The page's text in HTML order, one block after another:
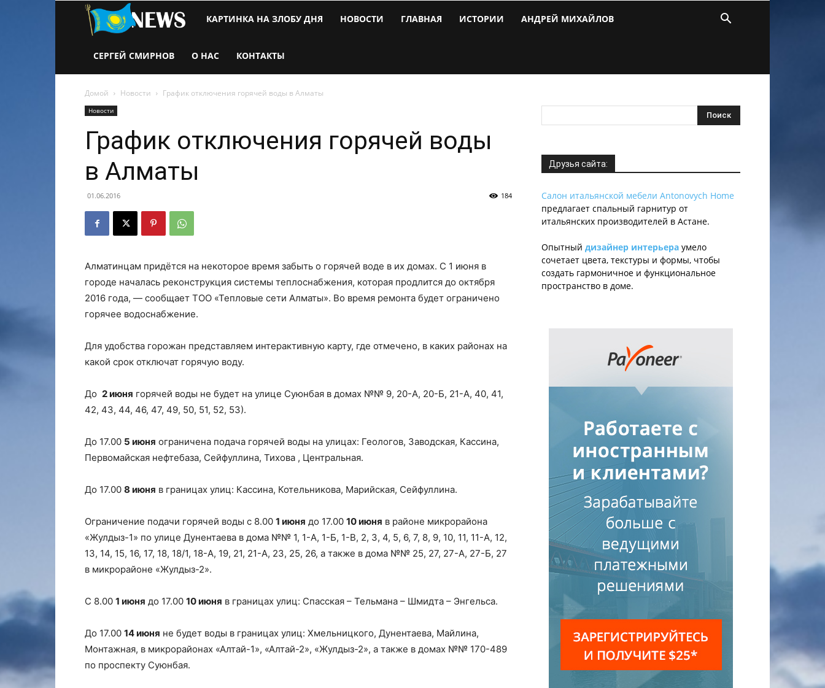
Новости
Казахстана
КАРТИНКА НА ЗЛОБУ ДНЯ НОВОСТИ ГЛАВНАЯ ИСТОРИИ АНДРЕЙ МИХАЙЛОВ
СЕРГЕЙ СМИРНОВ О НАС КОНТАКТЫ
Домой Новости График отключения горячей воды в Алматы
Новости
График отключения горячей воды
в Алматы
01.06.2016 184
Алматинцам придётся на некоторое время забыть о горячей воде в их домах. С 1 июня в
городе началась реконструкция системы теплоснабжения, которая продлится до октября
2016 года, — сообщает ТОО «Тепловые сети Алматы». Во время ремонта будет ограничено
горячее водоснабжение.
Для удобства горожан представляем интерактивную карту, где отмечено, в каких районах на
какой срок отключат горячую воду.
До 2 июня горячей воды не будет на улице Суюнбая в домах №№ 9, 20-А, 20-Б, 21-А, 40, 41,
42, 43, 44, 46, 47, 49, 50, 51, 52, 53).
До 17.00 5 июня ограничена подача горячей воды на улицах: Геологов, Заводская, Кассина,
Первомайская нефтебаза, Сейфуллина, Тихова , Центральная.
До 17.00 8 июня в границах улиц: Кассина, Котельникова, Марийская, Сейфуллина.
Ограничение подачи горячей воды с 8.00 1 июня до 17.00 10 июня в районе микрорайона
«Жулдыз-1» по улице Дунентаева в дома №№ 1, 1-А, 1-Б, 1-В, 2, 3, 4, 5, 6, 7, 8, 9, 10, 11, 11-А, 12,
13, 14, 15, 16, 17, 18, 18/1, 18-А, 19, 21, 21-А, 23, 25, 26, а также в дома №№ 25, 27, 27-А, 27-Б, 27
в микрорайоне «Жулдыз-2».
С 8.00 1 июня до 17.00 10 июня в границах улиц: Спасская – Тельмана – Шмидта – Энгельса.
До 17.00 14 июня не будет воды в границах улиц: Хмельницкого, Дунентаева, Майлина,
Монтажная, в микрорайонах «Алтай-1», «Алтай-2», «Жулдыз-2», а также в домах №№ 170-489
по проспекту Суюнбая.
Друзья сайта:
Салон итальянской мебели Antonovych Home
предлагает спальный гарнитур от
итальянских производителей в Астане.
Опытный дизайнер интерьера умело
сочетает цвета, текстуры и формы, чтобы
создать гармоничное и функциональное
пространство в доме.